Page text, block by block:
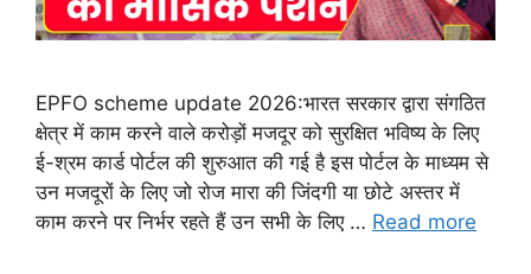
EPFO scheme update 2026:भारत सरकार द्वारा संगठित
क्षेत्र में काम करने वाले करोड़ों मजदूर को सुरक्षित भविष्य के लिए
ई-श्रम कार्ड पोर्टल की शुरुआत की गई है इस पोर्टल के माध्यम से
उन मजदूरों के लिए जो रोज मारा की जिंदगी या छोटे अस्तर में
काम करने पर निर्भर रहते हैं उन सभी के लिए … Read more